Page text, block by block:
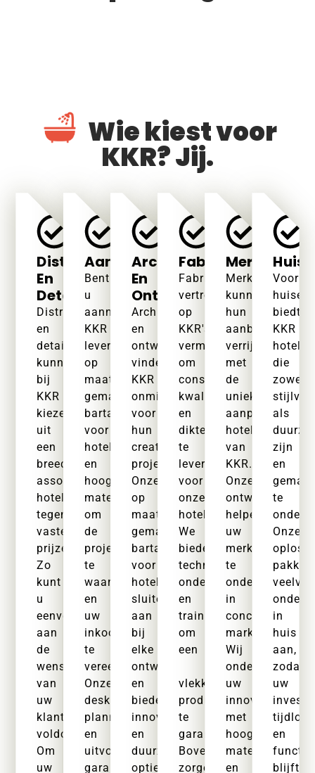
Wie kiest voor
KKR? Jij.
Distributeurs
En
Detailhandelaren
Distributeurs
en
detailhandelaren
kunnen
bij
KKR
kiezen
uit
een
breed
assortiment
hotelbartafels
tegen
vaste
prijzen.
Zo
kunt
u
eenvoudig
aan
de
wensen
van
uw
klanten
voldoen.
Om
uw
Aannemers
Bent
u
aannemer?
KKR
levert
op
maat
gemaakte
bartafels
voor
hotels
en
hoogwaardige
materialen
om
de
projectintegriteit
te
waarborgen
en
uw
inkoopproces
te
vereenvoudigen.
Onze
deskundige
planning
en
uitvoering
garanderen
Architecten
En
Ontwerpers
Architecten
en
ontwerpers
vinden
KKR
onmisbaar
voor
hun
creatieve
projecten.
Onze
op
maat
gemaakte
bartafels
voor
hotels
sluiten
aan
bij
elke
ontwerpvisie
en
bieden
innovatieve
en
duurzame
opties.
Fabricators
Fabrikanten
vertrouwen
op
KKR's
vermogen
om
consistente
kwaliteit
en
dikte
te
leveren
voor
onze
hotelbartafels.
We
bieden
technische
ondersteuning
en
training
om
een
vlekkeloze
productie
te
garanderen.
Bovendien
zorgen
Merkeigenaren
kunnen
hun
aanbod
verrijken
met
de
unieke,
aanpasbare
hotelbartafels
van
KKR.
Onze
ontwerpen
helpen
uw
merk
te
onderscheiden
in
concurrerende
markten.
Wij
ondersteunen
uw
met
hoogwaardige
materialen
en
Voor
biedt
KKR
die
zowel
stijlvol
als
zijn
en
te
Onze
pakken
in
huis
aan,
zodat
uw
tijdloos
en
blijft.